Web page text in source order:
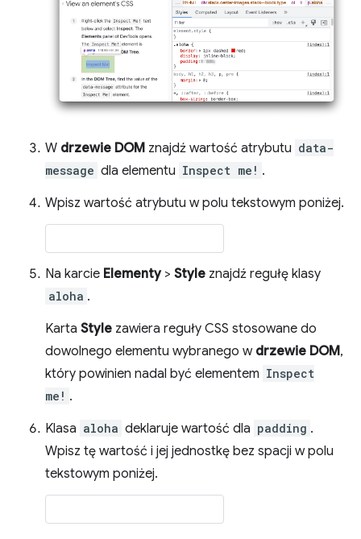
W drzewie DOM znajdź wartość atrybutu data-
message dla elementu Inspect me! .
Wpisz wartość atrybutu w polu tekstowym poniżej.
Na karcie Elementy> Style znajdź regułę klasy
aloha .
Karta Style zawiera reguły CSS stosowane do
dowolnego elementu wybranego w drzewie DOM,
który powinien nadal być elementem Inspect
me! .
Klasa aloha deklaruje wartość dla padding .
Wpisz tę wartość i jej jednostkę bez spacji w polu
tekstowym poniżej.